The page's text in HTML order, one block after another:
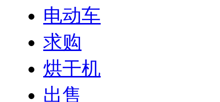
电动车
求购
烘干机
出售